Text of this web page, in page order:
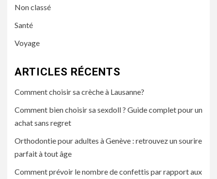
Non classé
Santé
Voyage
ARTICLES RÉCENTS
Comment choisir sa crèche à Lausanne?
Comment bien choisir sa sexdoll ? Guide complet pour un
achat sans regret
Orthodontie pour adultes à Genève : retrouvez un sourire
parfait à tout âge
Comment prévoir le nombre de confettis par rapport aux